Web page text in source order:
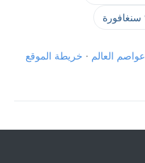
عواصم العالم · خريطة الموقع